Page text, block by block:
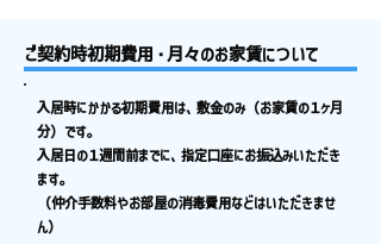
ご契約時初期費用・月々のお家賃について
入居時にかかる初期費用は、敷金のみ（お家賃の１ヶ月
分）です。
入居日の１週間前までに、指定口座にお振込みいただき
ます。
（仲介手数料やお部屋の消毒費用などはいただきませ
ん）